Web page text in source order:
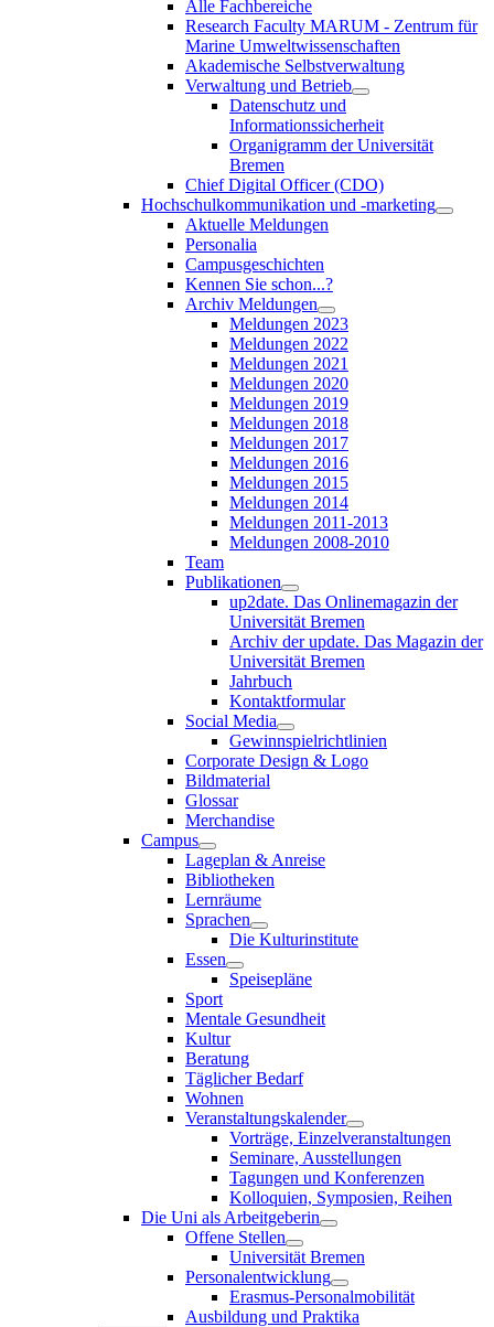
Alle Fachbereiche
Research Faculty MARUM - Zentrum für
Marine Umweltwissenschaften
Akademische Selbstverwaltung
Verwaltung und Betrieb
Datenschutz und
Informationssicherheit
Organigramm der Universität
Bremen
Chief Digital Officer (CDO)
Hochschulkommunikation und -marketing
Aktuelle Meldungen
Personalia
Campusgeschichten
Kennen Sie schon...?
Archiv Meldungen
Meldungen 2023
Meldungen 2022
Meldungen 2021
Meldungen 2020
Meldungen 2019
Meldungen 2018
Meldungen 2017
Meldungen 2016
Meldungen 2015
Meldungen 2014
Meldungen 2011-2013
Meldungen 2008-2010
Team
Publikationen
up2date. Das Onlinemagazin der
Universität Bremen
Archiv der update. Das Magazin der
Universität Bremen
Jahrbuch
Kontaktformular
Social Media
Gewinnspielrichtlinien
Corporate Design & Logo
Bildmaterial
Glossar
Merchandise
Campus
Lageplan & Anreise
Bibliotheken
Lernräume
Sprachen
Die Kulturinstitute
Essen
Speisepläne
Sport
Mentale Gesundheit
Kultur
Beratung
Täglicher Bedarf
Wohnen
Veranstaltungskalender
Vorträge, Einzelveranstaltungen
Seminare, Ausstellungen
Tagungen und Konferenzen
Kolloquien, Symposien, Reihen
Die Uni als Arbeitgeberin
Offene Stellen
Universität Bremen
Personalentwicklung
Erasmus-Personalmobilität
Ausbildung und Praktika